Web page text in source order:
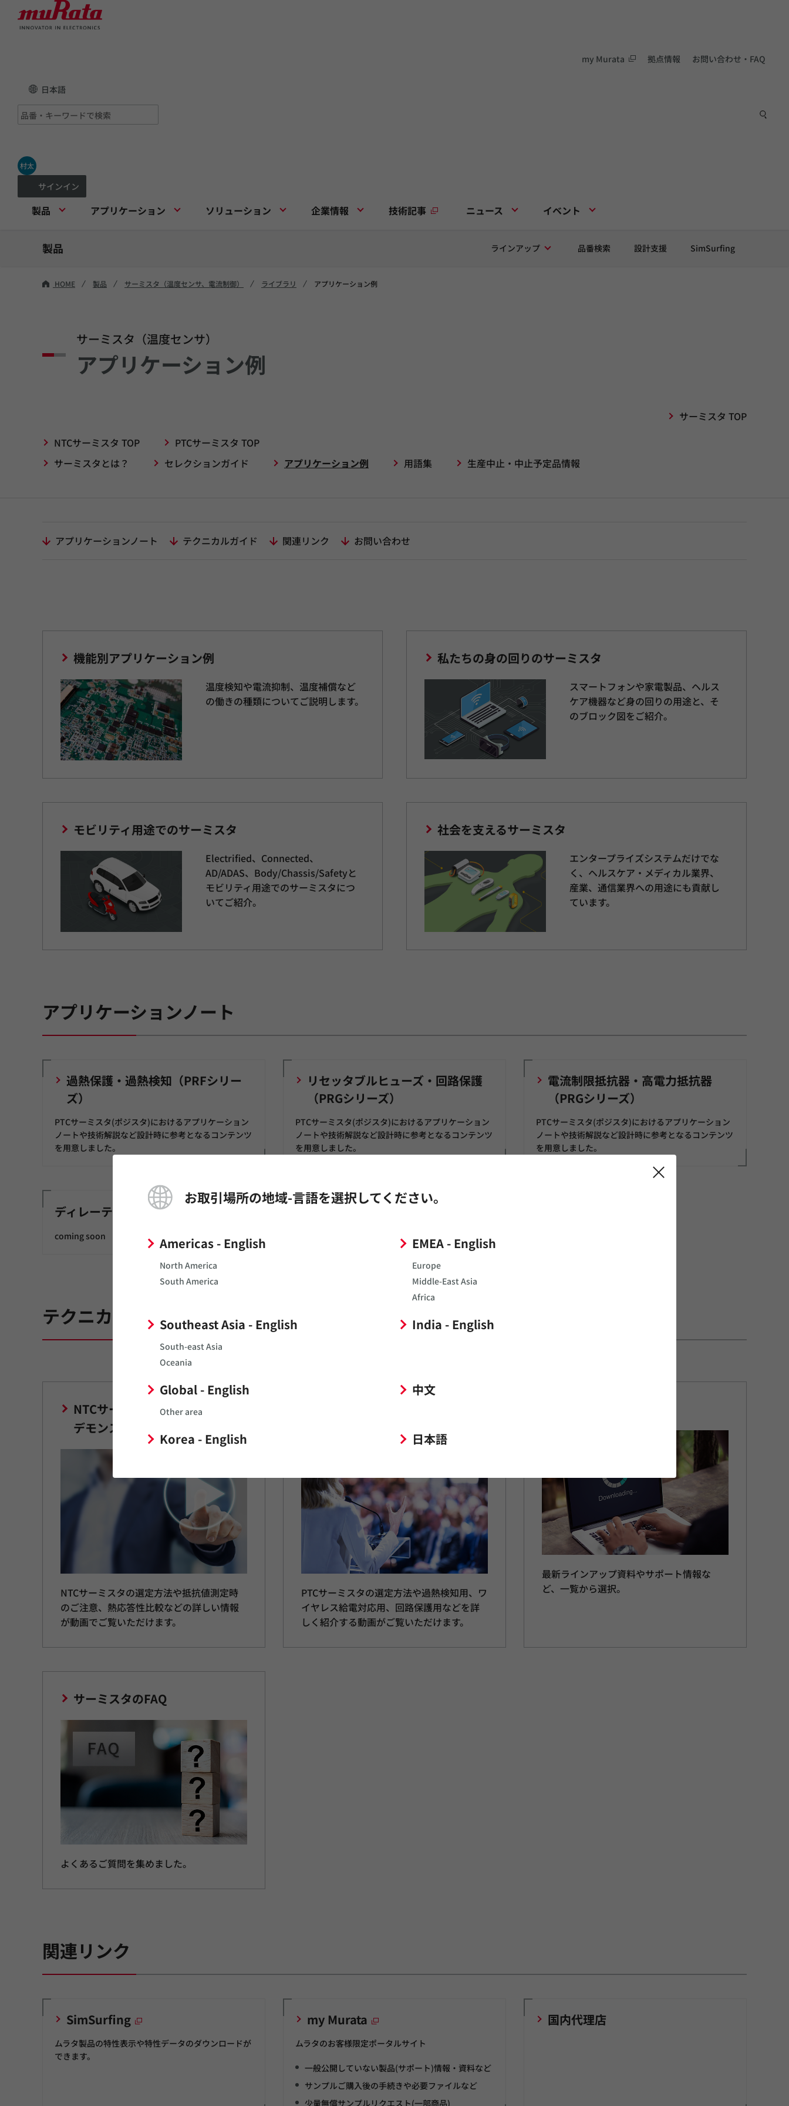
my Murata 拠点情報 お問い合わせ・FAQ
日本語
村太
サインイン
製品 アプリケーション ソリューション 企業情報 技術記事 ニュース イベント
お取引場所の地域-言語を選択してください。
Americas - English
North America
South America
EMEA - English
Europe
Middle-East Asia
Africa
Southeast Asia - English
South-east Asia
Oceania
India - English
Global - English
Other area
中文
Korea - English 日本語
製品 ラインアップ 品番検索 設計支援 SimSurfing
HOME 製品 サーミスタ（温度センサ、電流制御） ライブラリ アプリケーション例
サーミスタ（温度センサ）
アプリケーション例
サーミスタ TOP
NTCサーミスタ TOP
PTCサーミスタ TOP
サーミスタとは？
セレクションガイド アプリケーション例 用語集 生産中止・中止予定品情報
アプリケーションノート テクニカルガイド 関連リンク お問い合わせ
機能別アプリケーション例
温度検知や電流抑制、温度補償など
の働きの種類についてご説明します。
私たちの身の回りのサーミスタ
スマートフォンや家電製品、ヘルス
ケア機器など身の回りの用途と、そ
のブロック図をご紹介。
モビリティ用途でのサーミスタ
Electrified、Connected、
AD/ADAS、Body/Chassis/Safetyと
モビリティ用途でのサーミスタにつ
いてご紹介。
社会を支えるサーミスタ
エンタープライズシステムだけでな
く、ヘルスケア・メディカル業界、
産業、通信業界への用途にも貢献し
ています。
アプリケーションノート
過熱保護・過熱検知（PRFシリー
ズ）
PTCサーミスタ(ポジスタ)におけるアプリケーション
ノートや技術解説など設計時に参考となるコンテンツ
を用意しました。
リセッタブルヒューズ・回路保護
（PRGシリーズ）
PTCサーミスタ(ポジスタ)におけるアプリケーション
ノートや技術解説など設計時に参考となるコンテンツ
を用意しました。
電流制限抵抗器・高電力抵抗器
（PRGシリーズ）
PTCサーミスタ(ポジスタ)におけるアプリケーション
ノートや技術解説など設計時に参考となるコンテンツ
を用意しました。
ディレーティング
coming soon
テクニカルガイド
NTCサーミスタ
デモンストレーション動画
NTCサーミスタの選定方法や抵抗値測定時
のご注意、熱応答性比較などの詳しい情報
が動画でご覧いただけます。
PTCサーミスタの選定方法や過熱検知用、ワ
イヤレス給電対応用、回路保護用などを詳
しく紹介する動画がご覧いただけます。
最新ラインアップ資料やサポート情報な
ど、一覧から選択。
サーミスタのFAQ
よくあるご質問を集めました。
関連リンク
SimSurfing
ムラタ製品の特性表示や特性データのダウンロードが
できます。
my Murata
ムラタのお客様限定ポータルサイト
一般公開していない製品(サポート)情報・資料など
サンプルご購入後の手続きや必要ファイルなど
少量無償サンプルリクエスト(一部商品)
国内代理店